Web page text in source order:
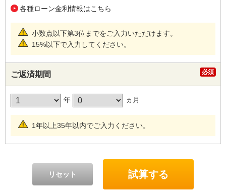
各種ローン金利情報はこちら
小数点以下第3位までをご入力いただけます。
15%以下で入力してください。
ご返済期間
年 ヵ月
1年以上35年以内でご入力ください。
リセット 試算する